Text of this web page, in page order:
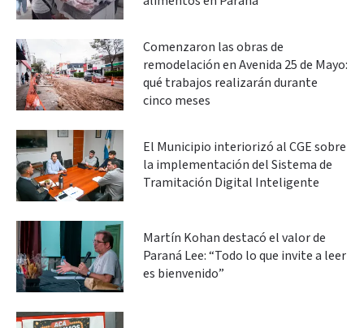
Comenzaron las obras de
remodelación en Avenida 25 de Mayo:
qué trabajos realizarán durante
cinco meses
El Municipio interiorizó al CGE sobre
la implementación del Sistema de
Tramitación Digital Inteligente
Martín Kohan destacó el valor de
Paraná Lee: “Todo lo que invite a leer
es bienvenido”